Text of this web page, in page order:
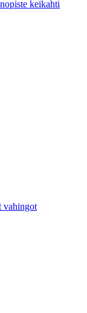
keikahti
vahingot